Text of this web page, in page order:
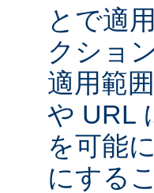
とで適
クショ
適用範
や URL
を可能
にする